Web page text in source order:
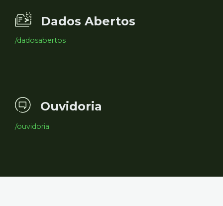
Dados Abertos
/dadosabertos
Ouvidoria
/ouvidoria